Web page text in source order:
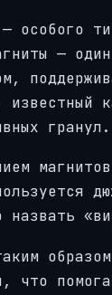
особого
—
гранул.
что